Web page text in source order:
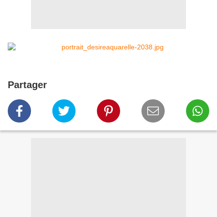
Partager